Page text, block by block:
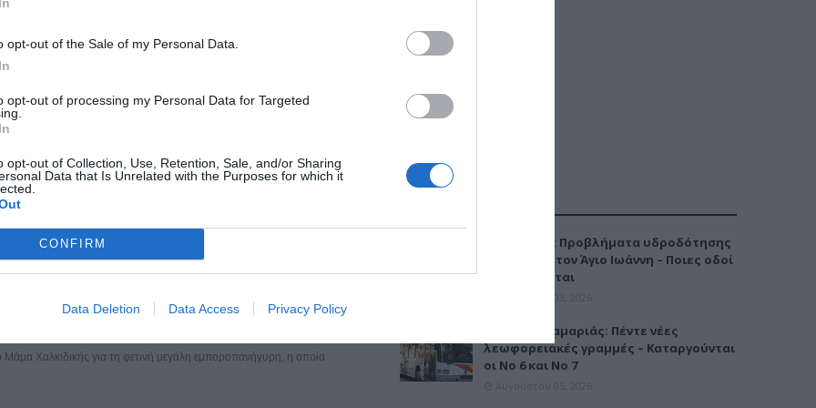
opt-out of the Sale of my Personal Data.
opt-out of processing my Personal Data for Targeted
opt-out of Collection, Use, Retention, Sale, and/or Sharing
Data that Is Unrelated with the Purposes for which it
CONFIRM
Data Deletion Data Access Privacy Policy
φέρνει στην Καλαμαριά η λειτουργία της επέκτασης του Μετρό. Ο
της Κνωσού – Το «μπαλάκι» των αρμοδιοτήτων
σήμερα στατικός έλεγχος ή κάποια παρέμβαση αποκατάστασης,
Ξεκίνησε το τελικό “trial run”
νυχτερινές ώρες, τα δοκιμαστικά δρομολόγια της επέκτασης του Μετρό
– Ετοιμάζονται 20 νέες ταβέρνες
Μάμα Χαλκιδικής για τη φετινή μεγάλη εμποροπανήγυρη, η οποία
Καλαμαριά: Προβλήματα υδροδότησης
την Τρίτη στον Άγιο Ιωάννη – Ποιες οδοί
επηρεάζονται
Μετρό Καλαμαριάς: Πέντε νέες
λεωφορειακές γραμμές – Καταργούνται
οι Νο 6 και Νο 7